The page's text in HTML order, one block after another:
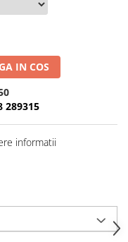
IN COS
289315
informatii